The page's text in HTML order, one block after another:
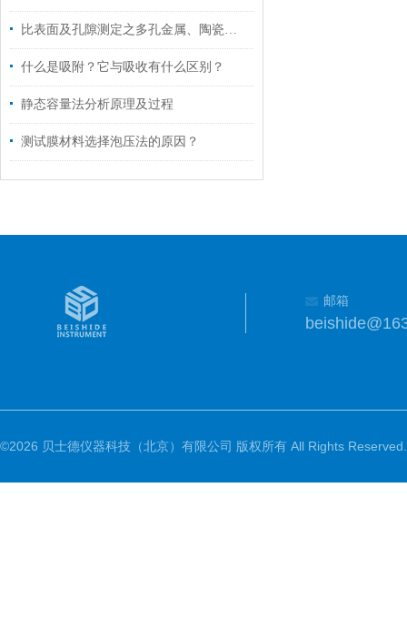
比表面及孔隙测定之多孔金属、陶瓷、泡沫材料
什么是吸附？它与吸收有什么区别？
静态容量法分析原理及过程
测试膜材料选择泡压法的原因？
邮箱
©2026 贝士德仪器科技（北京）有限公司 版权所有 All Rights Reserved.